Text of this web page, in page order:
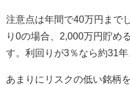
注意点は年間で40万円まで
り0の場合、2,000万円貯め
す。利回りが3％なら約31
あまりにリスクの低い銘柄